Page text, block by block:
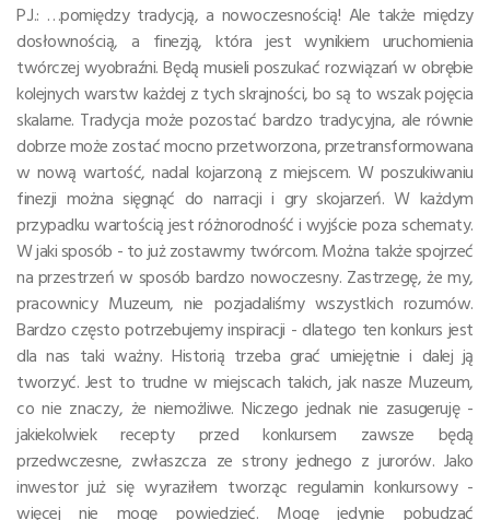
P.J.: …pomiędzy tradycją, a nowoczesnością! Ale także między
dosłownością, a finezją, która jest wynikiem uruchomienia
twórczej wyobraźni. Będą musieli poszukać rozwiązań w obrębie
kolejnych warstw każdej z tych skrajności, bo są to wszak pojęcia
skalarne. Tradycja może pozostać bardzo tradycyjna, ale równie
dobrze może zostać mocno przetworzona, przetransformowana
w nową wartość, nadal kojarzoną z miejscem. W poszukiwaniu
finezji można sięgnąć do narracji i gry skojarzeń. W każdym
przypadku wartością jest różnorodność i wyjście poza schematy.
W jaki sposób - to już zostawmy twórcom. Można także spojrzeć
na przestrzeń w sposób bardzo nowoczesny. Zastrzegę, że my,
pracownicy Muzeum, nie pozjadaliśmy wszystkich rozumów.
Bardzo często potrzebujemy inspiracji - dlatego ten konkurs jest
dla nas taki ważny. Historią trzeba grać umiejętnie i dalej ją
tworzyć. Jest to trudne w miejscach takich, jak nasze Muzeum,
co nie znaczy, że niemożliwe. Niczego jednak nie zasugeruję -
jakiekolwiek recepty przed konkursem zawsze będą
przedwczesne, zwłaszcza ze strony jednego z jurorów. Jako
inwestor już się wyraziłem tworząc regulamin konkursowy -
więcej nie mogę powiedzieć. Mogę jedynie pobudzać